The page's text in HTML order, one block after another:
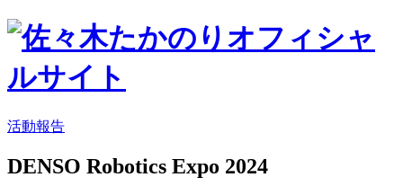
活動報告
DENSO Robotics Expo 2024